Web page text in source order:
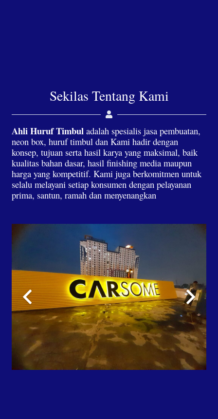
Sekilas Tentang Kami
Ahli Huruf Timbul adalah spesialis jasa pembuatan,
neon box, huruf timbul dan Kami hadir dengan
konsep, tujuan serta hasil karya yang maksimal, baik
kualitas bahan dasar, hasil finishing media maupun
harga yang kompetitif. Kami juga berkomitmen untuk
selalu melayani setiap konsumen dengan pelayanan
prima, santun, ramah dan menyenangkan